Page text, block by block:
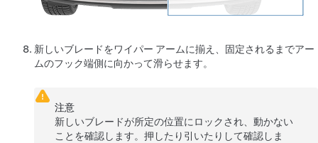
新しいブレードをワイパー アームに揃え、固定されるまでアー
ムのフック端側に向かって滑らせます。
注意
新しいブレードが所定の位置にロックされ、動かない
ことを確認します。押したり引いたりして確認しま